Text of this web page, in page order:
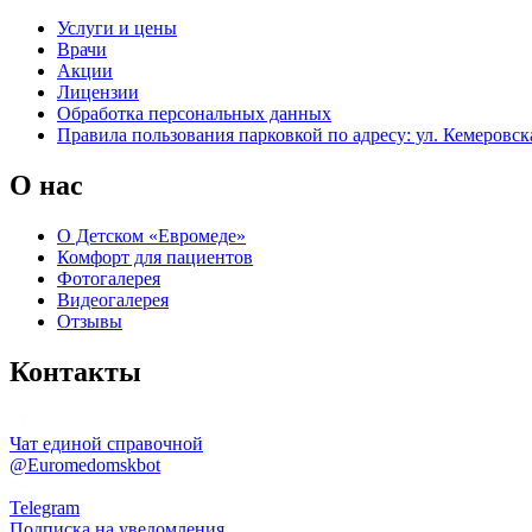
Услуги и цены
Врачи
Акции
Лицензии
Обработка персональных данных
Правила пользования парковкой по адресу: ул.
О нас
О Детском «Евромеде»
Комфорт для пациентов
Фотогалерея
Видеогалерея
Отзывы
Контакты
Чат единой справочной
@Euromedomskbot
Telegram